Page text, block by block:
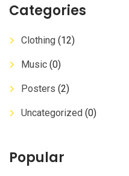
Categories
Clothing (12)
Music (0)
Posters (2)
Uncategorized (0)
Popular